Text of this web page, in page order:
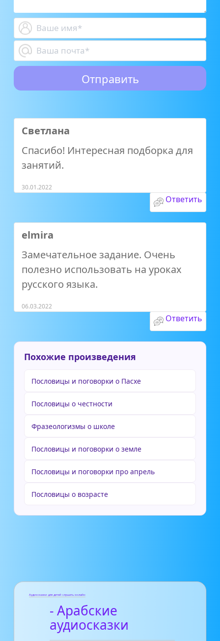
Светлана
Спасибо! Интересная подборка для
занятий.
30.01.2022
Ответить
elmira
Замечательное задание. Очень
полезно использовать на уроках
русского языка.
06.03.2022
Ответить
Похожие произведения
Пословицы и поговорки о Пасхе
Пословицы о честности
Фразеологизмы о школе
Пословицы и поговорки о земле
Пословицы и поговорки про апрель
Пословицы о возрасте
Аудиосказки для детей слушать онлайн
- Арабские
аудиосказки